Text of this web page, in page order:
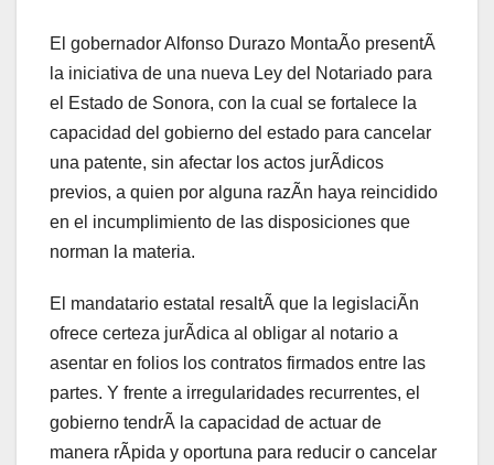
El gobernador Alfonso Durazo MontaÃo presentÃ
la iniciativa de una nueva Ley del Notariado para
el Estado de Sonora, con la cual se fortalece la
capacidad del gobierno del estado para cancelar
una patente, sin afectar los actos jurÃdicos
previos, a quien por alguna razÃn haya reincidido
en el incumplimiento de las disposiciones que
norman la materia.
El mandatario estatal resaltÃ que la legislaciÃn
ofrece certeza jurÃdica al obligar al notario a
asentar en folios los contratos firmados entre las
partes. Y frente a irregularidades recurrentes, el
gobierno tendrÃ la capacidad de actuar de
manera rÃpida y oportuna para reducir o cancelar